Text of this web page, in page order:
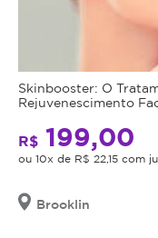
Skinbooster: O
Rejuvenescimento
R$ 199,00
ou 10x de R$ 22,15 com
Brooklin